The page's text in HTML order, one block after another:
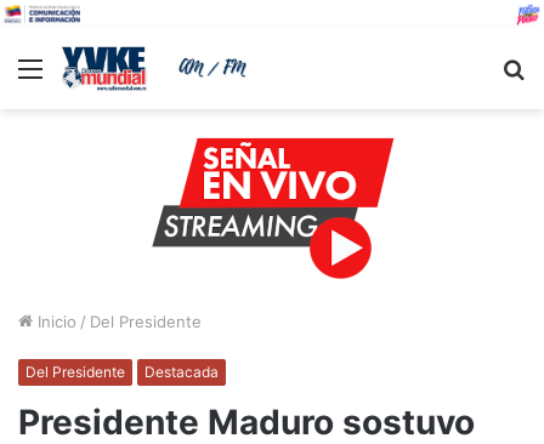
Menu
Inicio / Del Presidente
Del Presidente Destacada
Presidente Maduro sostuvo